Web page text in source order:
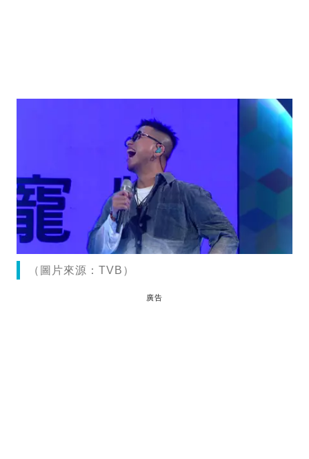
（圖片來源：TVB）
廣告